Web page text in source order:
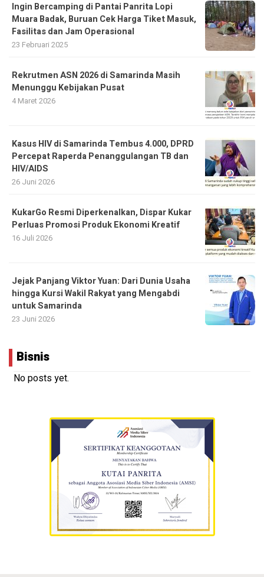
Ingin Bercamping di Pantai Panrita Lopi
Muara Badak, Buruan Cek Harga Tiket Masuk,
Fasilitas dan Jam Operasional
23 Februari 2025
Rekrutmen ASN 2026 di Samarinda Masih
Menunggu Kebijakan Pusat
4 Maret 2026
Kasus HIV di Samarinda Tembus 4.000, DPRD
Percepat Raperda Penanggulangan TB dan
HIV/AIDS
26 Juni 2026
KukarGo Resmi Diperkenalkan, Dispar Kukar
Perluas Promosi Produk Ekonomi Kreatif
16 Juli 2026
Jejak Panjang Viktor Yuan: Dari Dunia Usaha
hingga Kursi Wakil Rakyat yang Mengabdi
untuk Samarinda
23 Juni 2026
Bisnis
No posts yet.